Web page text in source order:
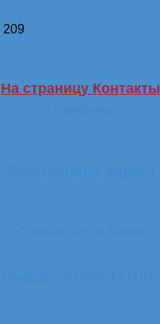
209
На страницу Контакты